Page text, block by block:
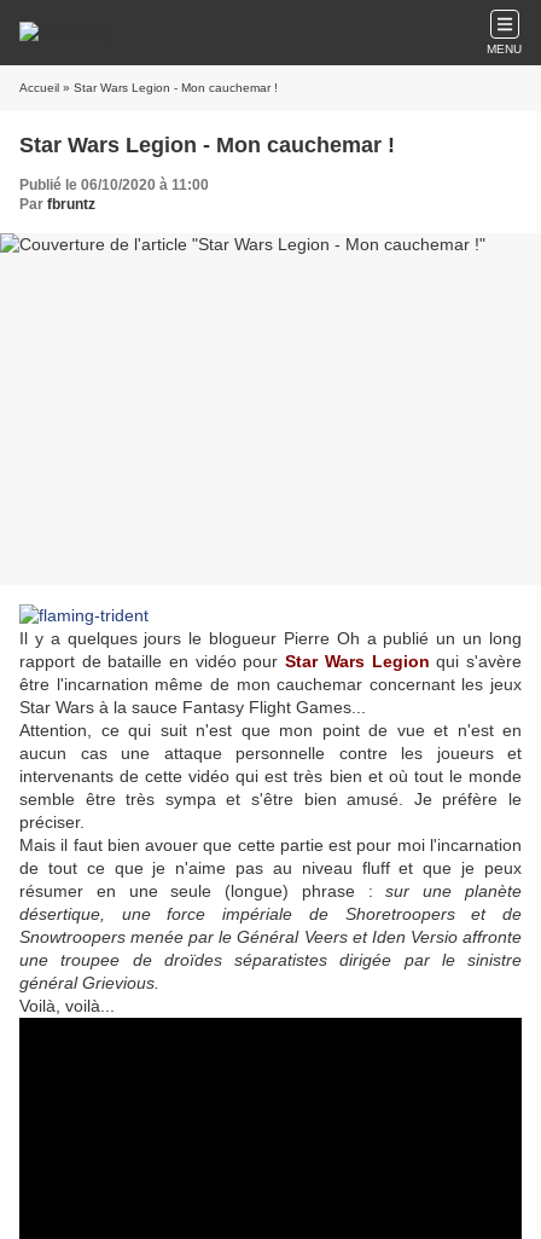
MENU
Accueil » Star Wars Legion - Mon cauchemar !
Star Wars Legion - Mon cauchemar !
Publié le 06/10/2020 à 11:00
Par fbruntz
Il y a quelques jours le blogueur Pierre Oh a publié un un long
rapport de bataille en vidéo pourStar Wars Legion qui s'avère
être l'incarnation même de mon cauchemar concernant les jeux
Star Wars à la sauce Fantasy Flight Games...
Attention, ce qui suit n'est que mon point de vue et n'est en
aucun cas une attaque personnelle contre les joueurs et
intervenants de cette vidéo qui est très bien et où tout le monde
semble être très sympa et s'être bien amusé. Je préfère le
préciser.
Mais il faut bien avouer que cette partie est pour moi l'incarnation
de tout ce que je n'aime pas au niveau fluff et que je peux
résumer en une seule (longue) phrase :sur une planète
désertique, une force impériale de Shoretroopers et de
Snowtroopers menée par le Général Veers et Iden Versio affronte
une troupee de droïdes séparatistes dirigée par le sinistre
général Grievious.
Voilà, voilà...